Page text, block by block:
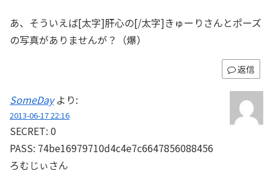
あ、そういえば[太字]肝心の[/太字]きゅーりさんとポーズ
の写真がありませんが？（爆）
返信
SomeDay より:
2013-06-17 22:16
SECRET: 0
PASS: 74be16979710d4c4e7c6647856088456
ろむじぃさん